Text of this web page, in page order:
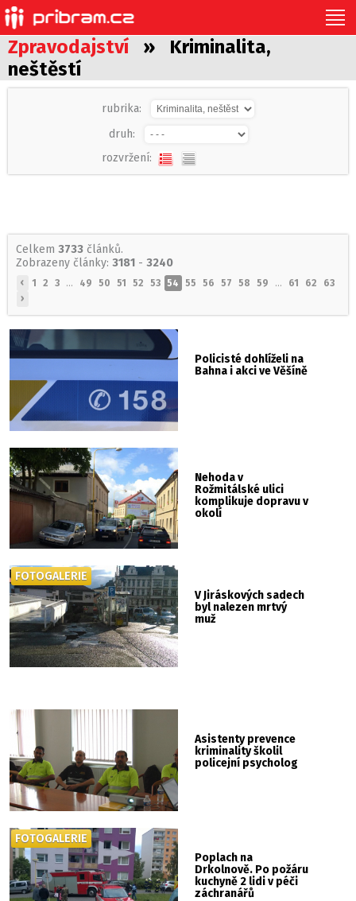
Zpravodajství » Kriminalita,
neštěstí
rubrika:
druh:
rozvržení:
Celkem 3733 článků.
Zobrazeny články: 3181 - 3240
‹ 1 2 3 ... 49 50 51 52 53 54 55 56 57 58 59 ... 61 62 63
›
Policisté dohlíželi na
Bahna i akci ve Věšíně
Nehoda v
Rožmitálské ulici
komplikuje dopravu v
okolí
V Jiráskových sadech
byl nalezen mrtvý
muž
FOTOGALERIE
Asistenty prevence
kriminality školil
policejní psycholog
Poplach na
Drkolnově. Po požáru
kuchyně 2 lidi v péči
záchranářů
FOTOGALERIE